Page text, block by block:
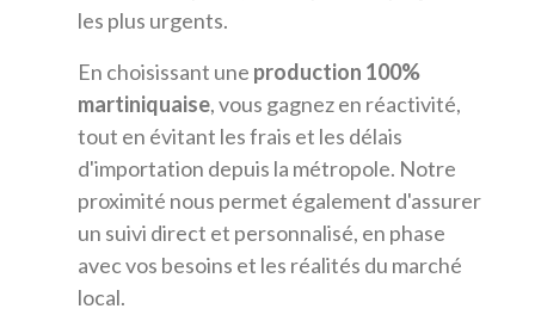
les plus urgents.
En choisissant une production 100%
martiniquaise, vous gagnez en réactivité,
tout en évitant les frais et les délais
d'importation depuis la métropole. Notre
proximité nous permet également d'assurer
un suivi direct et personnalisé, en phase
avec vos besoins et les réalités du marché
local.